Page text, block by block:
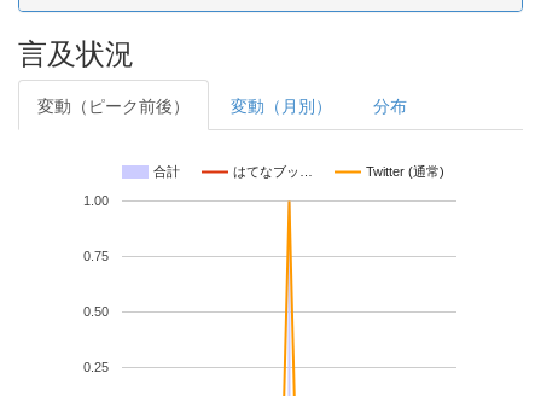
言及状況
変動（ピーク前後） 変動（月別） 分布
合計 はてなブッ… Twitter (通常)
0.25
0.50
0.75
1.00